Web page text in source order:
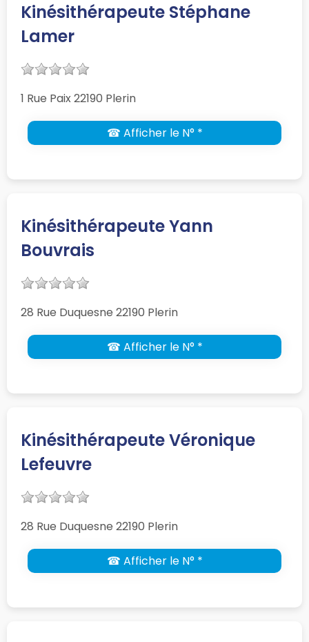
Kinésithérapeute Stéphane
Lamer
1 Rue Paix 22190 Plerin
☎ Afficher le N° *
Kinésithérapeute Yann
Bouvrais
28 Rue Duquesne 22190 Plerin
☎ Afficher le N° *
Kinésithérapeute Véronique
Lefeuvre
28 Rue Duquesne 22190 Plerin
☎ Afficher le N° *